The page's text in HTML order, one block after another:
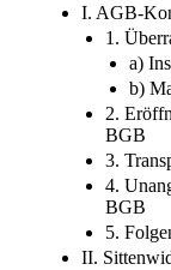
I. AGB-
1.
a)
b)
2.
BGB
3.
4.
BGB
5.
II.